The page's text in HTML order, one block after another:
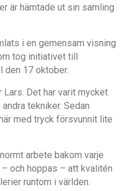
är hämtade ut sin samling
i en gemensam visning
tog initiativet till
17 oktober.
Det har varit mycket
tekniker. Sedan
med tryck försvunnit lite
arbete bakom varje
och hoppas – att kvalitén
runtom i världen.